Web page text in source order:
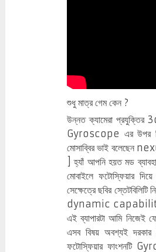
শুধু মাত্র গেম কেন ?
উন্নত ক্যামেরা প্রযুক্তির
Gyroscope এর উপর
মোসাব্বির ভাই বলেছেন
] হ্যাঁ আপনি হয়ত মড
মোবাইলে ফটোস্ফিয়ার
সেক্ষেত্রে ছবির
dynamic
এই ব্যাপারটা আমি নিজেই
এসব বিষয় অবশ্যই
ফটোস্ফিয়ার ফাংশনটি